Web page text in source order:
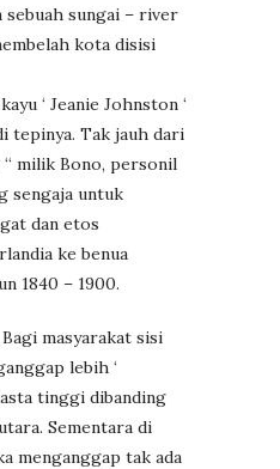
sebuah sungai – river
kota disisi
‘ Jeanie Johnston ‘
tepinya. Tak jauh dari
milik Bono, personil
sengaja untuk
dan etos
ke benua
1840 – 1900.
masyarakat sisi
lebih ‘
tinggi dibanding
Sementara di
menganggap tak ada